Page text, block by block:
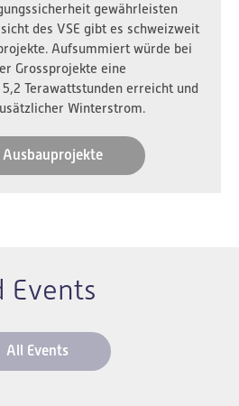
gewährleisten
des VSE gibt es schweizweit
Aufsummiert würde bei
Grossprojekte eine
Terawattstunden erreicht und
Winterstrom.
Events
All Events